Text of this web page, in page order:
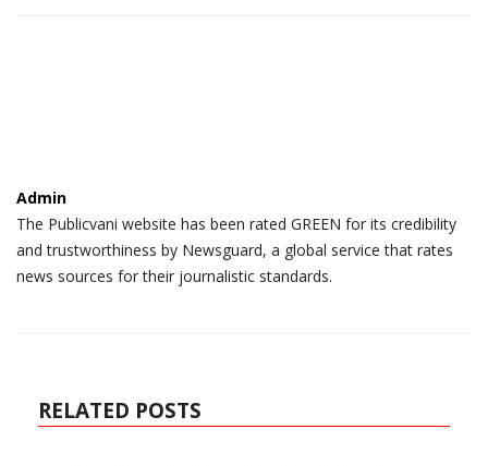
Admin
The Publicvani website has been rated GREEN for its credibility
and trustworthiness by Newsguard, a global service that rates
news sources for their journalistic standards.
RELATED POSTS